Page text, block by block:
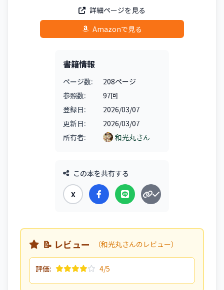
詳細ページを見る
Amazonで見る
書籍情報
ページ数:
208ページ
参照数:
97回
登録日:
2026/03/07
更新日:
2026/03/07
所有者:
和光丸さん
この本を共有する
X
📝 レビュー （和光丸さんのレビュー）
評価: 4/5